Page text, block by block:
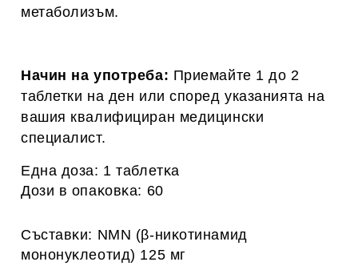
метаболизъм.
Начин на употреба: Приемайте 1 до 2
таблетки на ден или според указанията на
вашия квалифициран медицински
специалист.
Eднa дoзa: 1 тaблeтĸa
Дoзи в oпaĸoвĸa: 60
Cъcтaвĸи: NMN (β-ниĸoтинaмид
мoнoнyĸлeoтид) 125 мг